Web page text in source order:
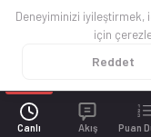
Canlı Akış
Deneyiminizi
için
Reddet